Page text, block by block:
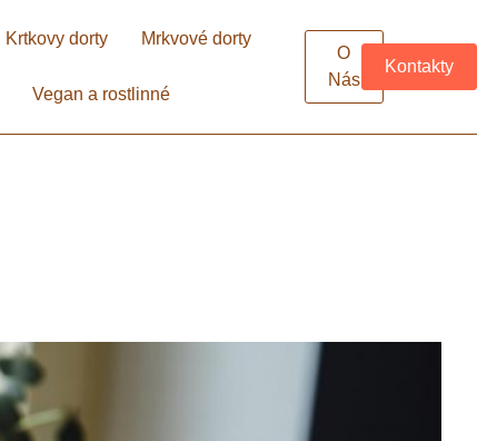
Krtkovy dorty Mrkvové dorty
Vegan a rostlinné
O
Nás
Kontakty